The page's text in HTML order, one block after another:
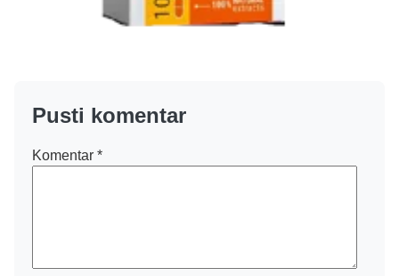
Pusti komentar
Komentar *